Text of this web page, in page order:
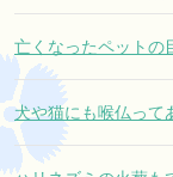
亡くなったペットの
犬や猫にも喉仏って